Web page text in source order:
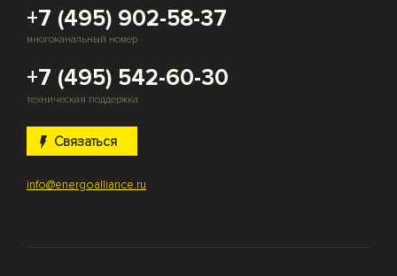
+7 (495) 902-58-37
многоканальный номер
+7 (495) 542-60-30
техническая поддержка
Связаться
info@energoalliance.ru